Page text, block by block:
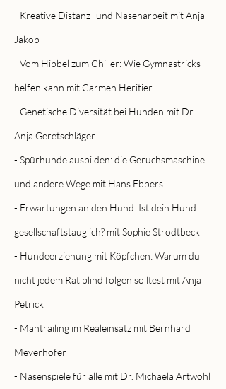
- Kreative Distanz- und Nasenarbeit mit Anja
Jakob
- Vom Hibbel zum Chiller: Wie Gymnastricks
helfen kann mit Carmen Heritier
- Genetische Diversität bei Hunden mit Dr.
Anja Geretschläger
- Spürhunde ausbilden: die Geruchsmaschine
und andere Wege mit Hans Ebbers
- Erwartungen an den Hund: Ist dein Hund
gesellschaftstauglich? mit Sophie Strodtbeck
- Hundeerziehung mit Köpfchen: Warum du
nicht jedem Rat blind folgen solltest mit Anja
Petrick
- Mantrailing im Realeinsatz mit Bernhard
Meyerhofer
- Nasenspiele für alle mit Dr. Michaela Artwohl